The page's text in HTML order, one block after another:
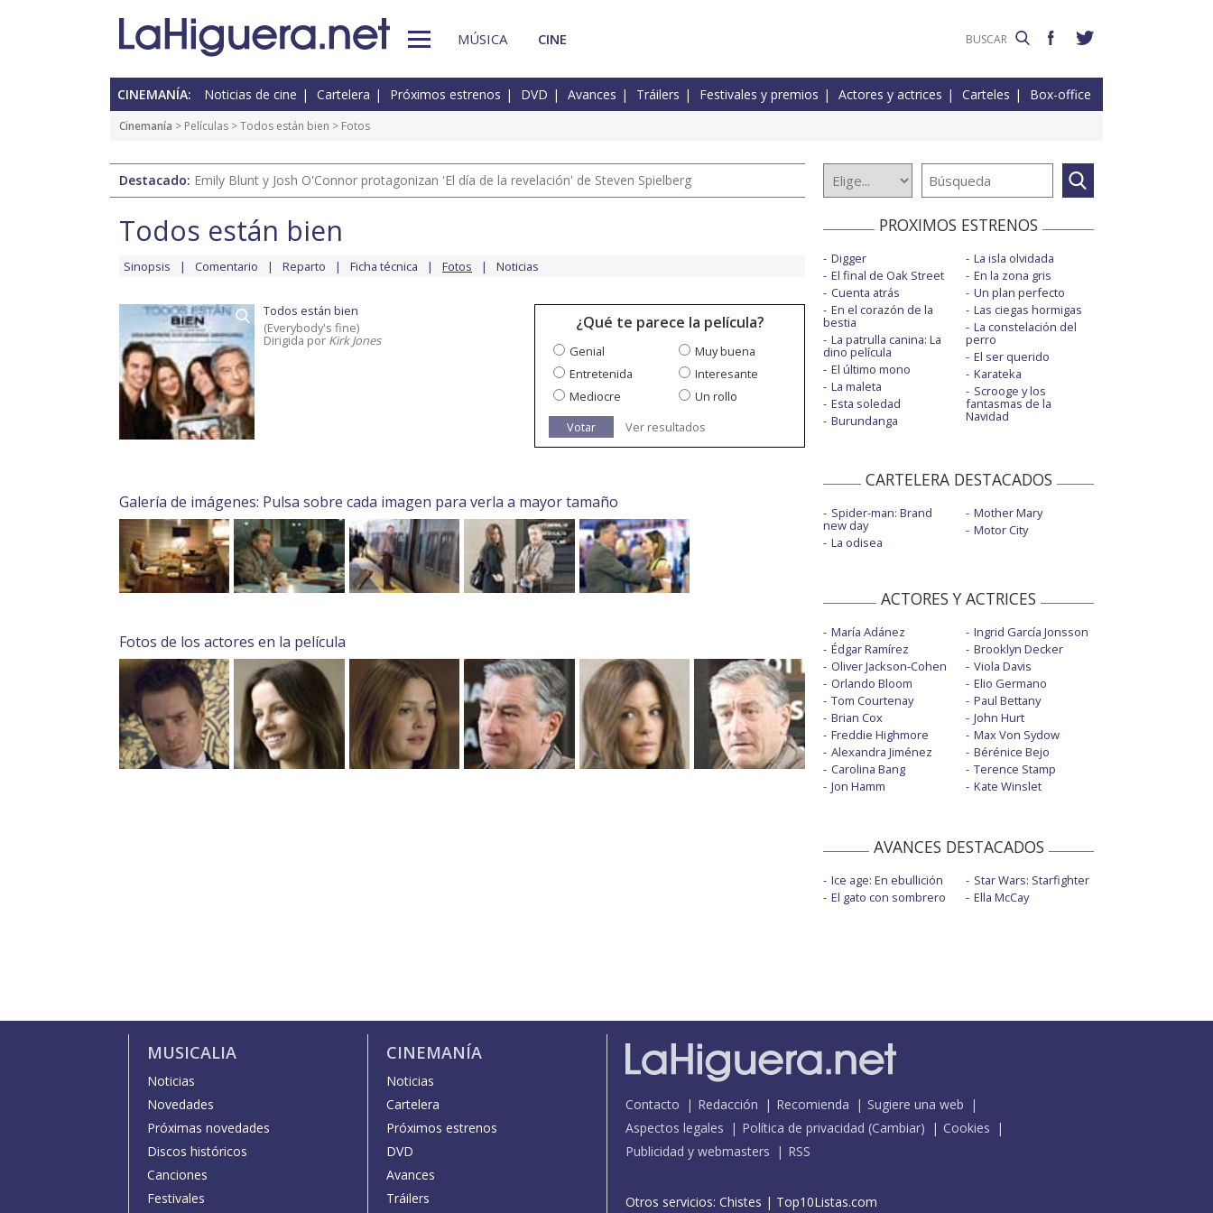
MÚSICA CINE
CINEMANÍA: Noticias de cine Cartelera Próximos estrenos DVD Avances Tráilers Festivales y premios Actores y actrices Carteles Box-office
Cinemanía > Películas >Todos están bien > Fotos
Destacado: Emily Blunt y Josh O'Connor protagonizan 'El día de la revelación' de Steven Spielberg
Todos están bien
Sinopsis Comentario Reparto Ficha técnica Fotos Noticias
Todos están bien
(Everybody's fine)
Dirigida por Kirk Jones
¿Qué te parece la película?
Genial
Muy buena
Entretenida
Interesante
Mediocre
Un rollo
Votar
Ver resultados
Galería de imágenes: Pulsa sobre cada imagen para verla a mayor tamaño
Fotos de los actores en la película
PROXIMOS ESTRENOS
Digger
El final de Oak Street
Cuenta atrás
En el corazón de la
bestia
La patrulla canina: La
dino película
El último mono
La maleta
Esta soledad
Burundanga
La isla olvidada
En la zona gris
Un plan perfecto
Las ciegas hormigas
La constelación del
perro
El ser querido
Karateka
Scrooge y los
fantasmas de la
Navidad
CARTELERA DESTACADOS
Spider-man: Brand
new day
La odisea
Mother Mary
Motor City
ACTORES Y ACTRICES
María Adánez
Édgar Ramírez
Oliver Jackson-Cohen
Orlando Bloom
Tom Courtenay
Brian Cox
Freddie Highmore
Alexandra Jiménez
Carolina Bang
Jon Hamm
Ingrid García Jonsson
Brooklyn Decker
Viola Davis
Elio Germano
Paul Bettany
John Hurt
Max Von Sydow
Bérénice Bejo
Terence Stamp
Kate Winslet
AVANCES DESTACADOS
Ice age: En ebullición
El gato con sombrero
Star Wars: Starfighter
Ella McCay
MUSICALIA
Noticias
Novedades
Próximas novedades
Discos históricos
Canciones
Festivales
CINEMANÍA
Noticias
Cartelera
Próximos estrenos
DVD
Avances
Tráilers
Contacto Redacción Recomienda
Sugiere una web
Aspectos legales
Política de privacidad (Cambiar)
Cookies
Publicidad y webmasters
RSS
Otros servicios: Chistes | Top10Listas.com